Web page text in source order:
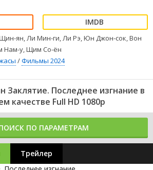
ян, Ли Мин-ги, Ли Рэ, Юн Джон-сок, Вон
Нам-у, Щим Со-ён
/Фильмы 2024
Заклятие. Последнее изгнание в
качестве Full HD 1080p
ПО ПАРАМЕТРАМ
Трейлер